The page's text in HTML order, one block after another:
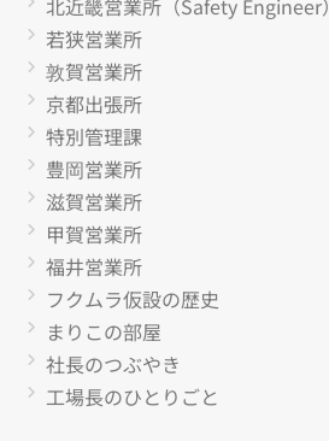
若狭営業所
敦賀営業所
京都出張所
特別管理課
豊岡営業所
滋賀営業所
甲賀営業所
福井営業所
フクムラ仮設の歴史
まりこの部屋
社長のつぶやき
工場長のひとりごと